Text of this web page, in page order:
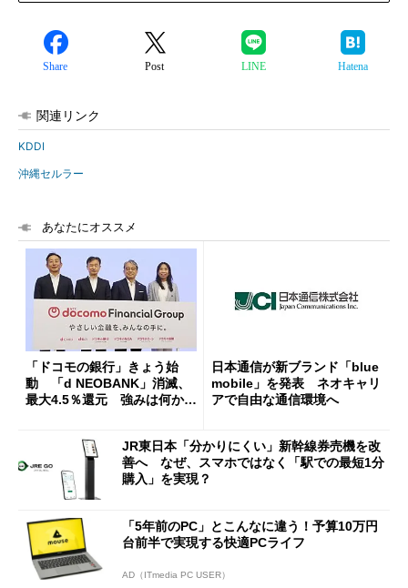
Share Post LINE Hatena
関連リンク
KDDI
沖縄セルラー
あなたにオススメ
「ドコモの銀行」きょう始
動 「d NEOBANK」消滅、
最大4.5％還元 強みは何か解
日本通信が新ブランド「blue
mobile」を発表 ネオキャリ
アで自由な通信環境へ
JR東日本「分かりにくい」新幹線券売機を改
善へ なぜ、スマホではなく「駅での最短1分
購入」を実現？
「5年前のPC」とこんなに違う！予算10万円
台前半で実現する快適PCライフ
AD（ITmedia PC USER）